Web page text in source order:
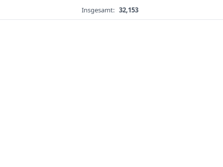
Insgesamt: 32,153